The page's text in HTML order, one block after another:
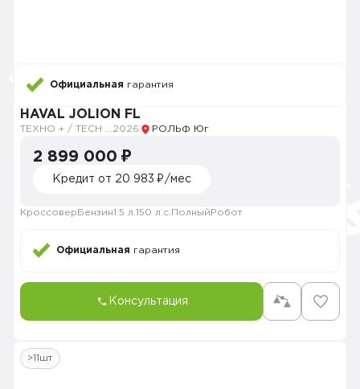
Официальная гарантия
HAVAL JOLION FL
2026 РОЛЬФ Юг
2 899 000 ₽
Кредит от 20 983 ₽/мес
Кроссовер Бензин1.5 л. 150 л.с. Полный Робот
Официальная гарантия
Консультация
>11шт